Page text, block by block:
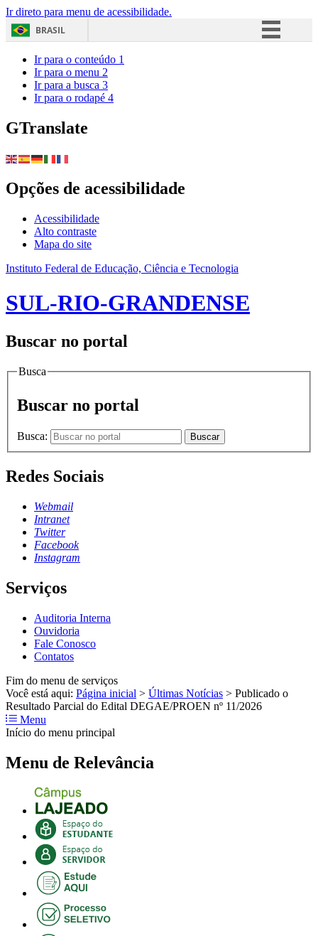
Ir direto para menu de acessibilidade.
BRASIL
Ir para o conteúdo 1
Ir para o menu 2
Ir para a busca 3
Ir para o rodapé 4
GTranslate
Opções de acessibilidade
Acessibilidade
Alto contraste
Mapa do site
Instituto Federal de Educação, Ciência e Tecnologia
SUL-RIO-GRANDENSE
Buscar no portal
Busca
Buscar no portal
Busca: Buscar
Redes Sociais
Webmail
Intranet
Twitter
Facebook
Instagram
Serviços
Auditoria Interna
Ouvidoria
Fale Conosco
Contatos
Fim do menu de serviços
Você está aqui: Página inicial > Últimas Notícias > Publicado o
Resultado Parcial do Edital DEGAE/PROEN nº 11/2026
Menu
Início do menu principal
Menu de Relevância